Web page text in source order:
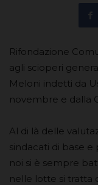
Rifondazione
agli scioperi
Meloni indetti da
novembre e dalla
Al di là delle
sindacati di base e
noi si è sempre
nelle lotte si tratta